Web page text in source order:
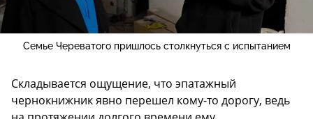
Семье Череватого пришлось столкнуться с испытанием
Складывается ощущение, что эпатажный
чернокнижник явно перешел кому-то дорогу, ведь